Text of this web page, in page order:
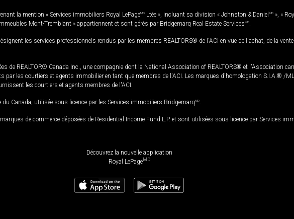
la mention « Services immobiliers Royal LePageMD Ltée », incluant sa division « Johnston & Daniel MD », «
Mont-Tremblant » appartiennent et sont gérés par Bridgemarq Real Estate ServicesMD
les services professionnels rendus par les membres REALTORS® de l'ACI en vue de l'achat, de la
de REALTOR® Canada Inc., une compagnie dont la National Association of REALTORS® et l'Association
par les courtiers et agents immobilier en tant que membres de l'ACI. Les marques d'homologation S.I.A.® /
les courtiers et agents membres de l'ACI.
du Canada, utilisée sous licence par les Services immobiliers BridgemarqMD
de commerce déposées de Residential Income Fund L.P. et sont utilisées sous licence par Services
Découvrez la nouvelle application
Royal LePageMD